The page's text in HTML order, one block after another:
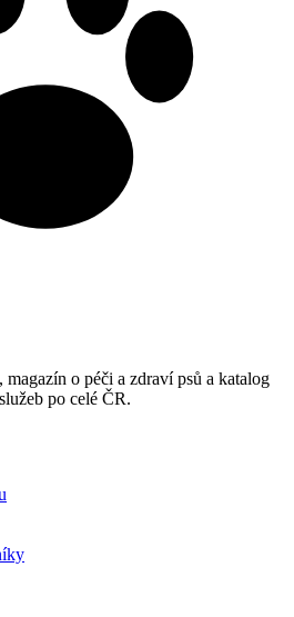
o péči a zdraví psů a katalog
po celé ČR.